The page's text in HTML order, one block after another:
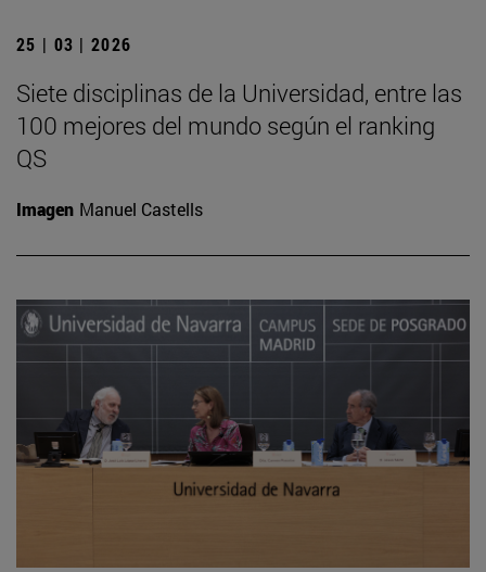
25 | 03 | 2026
Siete disciplinas de la Universidad, entre las
100 mejores del mundo según el ranking
QS
Imagen Manuel Castells